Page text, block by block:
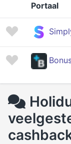
Portaal